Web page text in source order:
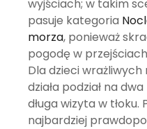
wyjściach; w takim
pasuje kategoria
morza, ponieważ
pogodę w
Dla dzieci
działa podział na
długa wizyta w tłoku.
najbardziej